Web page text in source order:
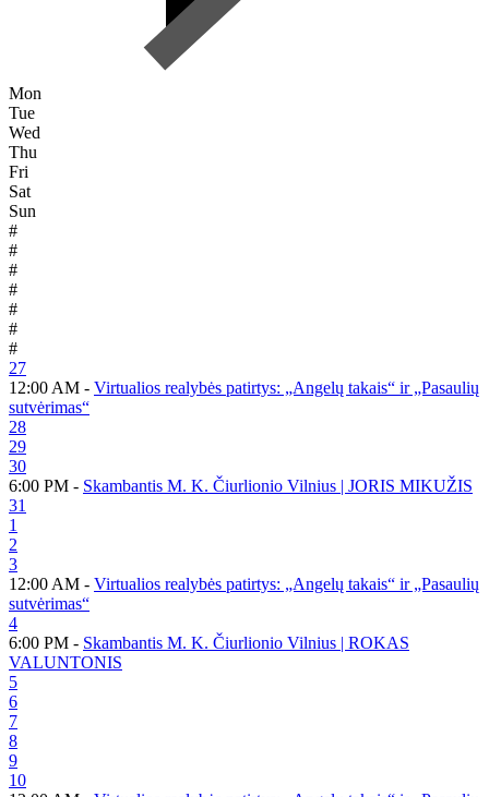
Mon
Tue
Wed
Thu
Fri
Sat
Sun
#
#
#
#
#
#
#
27
12:00 AM - Virtualios realybės patirtys: „Angelų takais“ ir „Pasaulių
sutvėrimas“
28
29
30
6:00 PM - Skambantis M. K. Čiurlionio Vilnius | JORIS MIKUŽIS
31
1
2
3
12:00 AM - Virtualios realybės patirtys: „Angelų takais“ ir „Pasaulių
sutvėrimas“
4
6:00 PM - Skambantis M. K. Čiurlionio Vilnius | ROKAS
VALUNTONIS
5
6
7
8
9
10